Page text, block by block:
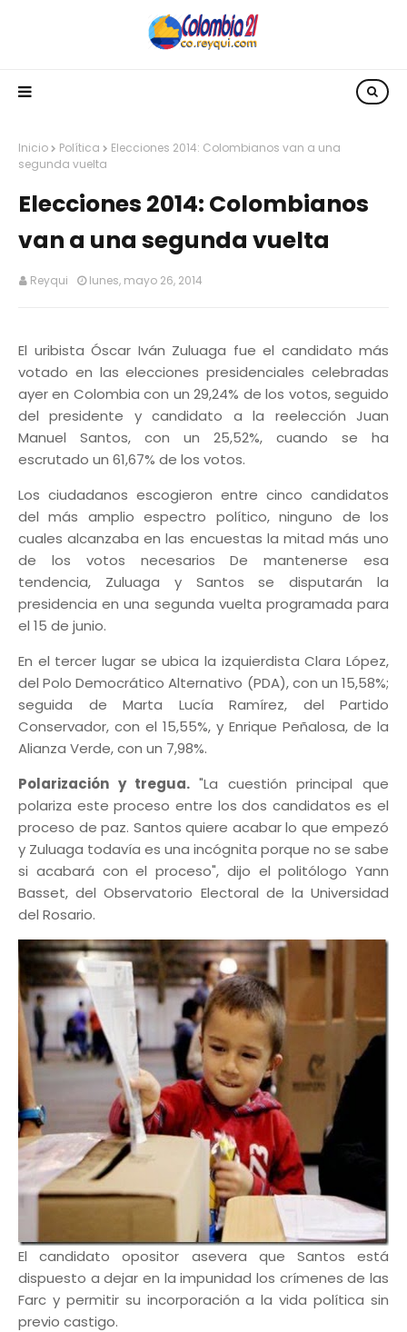
Inicio Política
Elecciones 2014: Colombianos van a una
segunda vuelta
Elecciones 2014: Colombianos
van a una segunda vuelta
Reyqui lunes, mayo 26, 2014
El uribista Óscar Iván Zuluaga fue el candidato más
votado en las elecciones presidenciales celebradas
ayer en Colombia con un 29,24% de los votos, seguido
del presidente y candidato a la reelección Juan
Manuel Santos, con un 25,52%, cuando se ha
escrutado un 61,67% de los votos.
Los ciudadanos escogieron entre cinco candidatos
del más amplio espectro político, ninguno de los
cuales alcanzaba en las encuestas la mitad más uno
de los votos necesarios De mantenerse esa
tendencia, Zuluaga y Santos se disputarán la
presidencia en una segunda vuelta programada para
el 15 de junio.
En el tercer lugar se ubica la izquierdista Clara López,
del Polo Democrático Alternativo (PDA), con un 15,58%;
seguida de Marta Lucía Ramírez, del Partido
Conservador, con el 15,55%, y Enrique Peñalosa, de la
Alianza Verde, con un 7,98%.
Polarización y tregua. "La cuestión principal que
polariza este proceso entre los dos candidatos es el
proceso de paz. Santos quiere acabar lo que empezó
y Zuluaga todavía es una incógnita porque no se sabe
si acabará con el proceso", dijo el politólogo Yann
Basset, del Observatorio Electoral de la Universidad
del Rosario.
El candidato opositor asevera que Santos está
dispuesto a dejar en la impunidad los crímenes de las
Farc y permitir su incorporación a la vida política sin
previo castigo.